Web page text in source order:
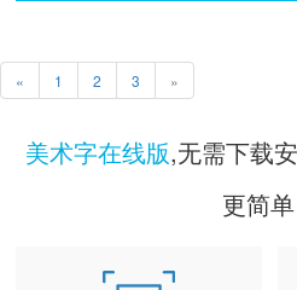
« 1 2 3 »
美术字在线版,无需下载
更简单